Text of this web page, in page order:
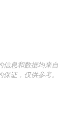
息和数据均来
证，仅供参考